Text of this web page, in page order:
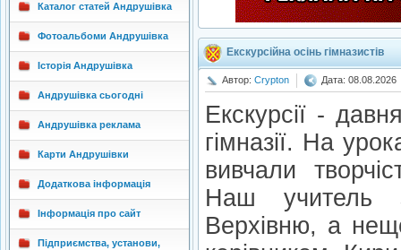
Каталог статей Андрушівка
Фотоальбоми Андрушівка
Історія Андрушівка
Андрушівка сьогодні
Андрушівка реклама
Карти Андрушівки
Додаткова інформація
Інформація про сайт
Підприємства, установи,
Екскурсійна осінь гімназистів
Автор: Crypton Дата: 08.08.2026
Екскурсії -
гімназії. На
вивчали
Наш учитель
Верхівню, а